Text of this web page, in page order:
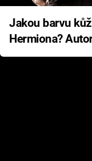
Jakou barvu
Hermiona?
Pottera přišla s